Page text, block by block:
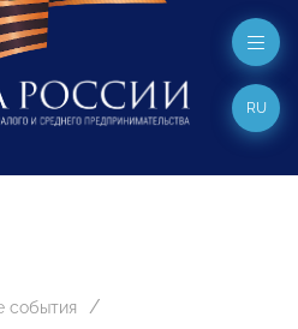
RU
события